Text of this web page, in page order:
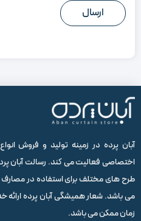
آبان پرده در زمینه تولید و فروش
اختصاصی فعالیت می کند. رسالت آبان
طرح های مختلف برای استفاده در
می باشد. شعار همیشگی آبان پرده ارائه
زمان ممکن می باشد.